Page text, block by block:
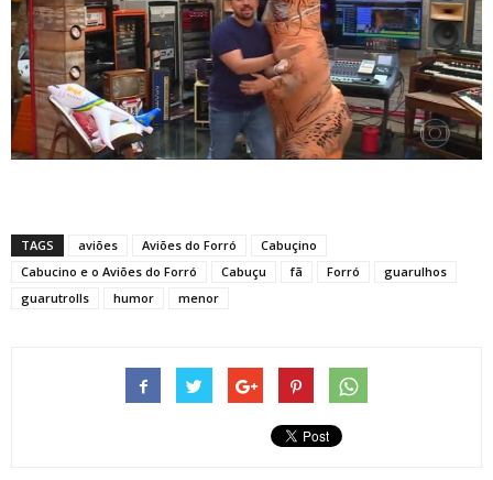
TAGS aviões Aviões do Forró
Cabuçino
Cabucino e o Aviões do Forró
Cabuçu fã Forró
guarulhos
guarutrolls
humor menor